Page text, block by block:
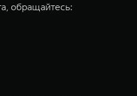
обращайтесь: